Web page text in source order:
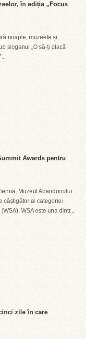
în ediția „Focus
noapte, muzeele și
sloganul „O să-ți placă
Awards pentru
Muzeul Abandonului
câștigător al categoriei
WSA este una dintr...
zile în care